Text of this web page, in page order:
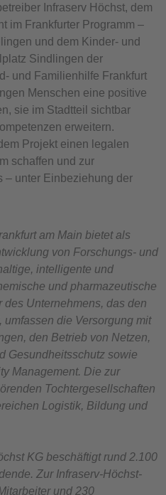
Infraserv Höchst, dem
im Frankfurter Programm –
und dem Kinder- und
Sindlingen der
und Familienhilfe Frankfurt
Menschen eine positive
sie im Stadtteil sichtbar
erweitern.
Projekt einen legalen
schaffen und zur
– unter Einbeziehung der
am Main bietet als
von Forschungs- und
intelligente und
und pharmazeutische
Unternehmens, das den
umfassen die Versorgung mit
den Betrieb von Netzen,
Gesundheitsschutz sowie
Management. Die zur
Tochtergesellschaften
Logistik, Bildung und
KG beschäftigt rund 2.100
Zur Infraserv-Höchst-
und 230